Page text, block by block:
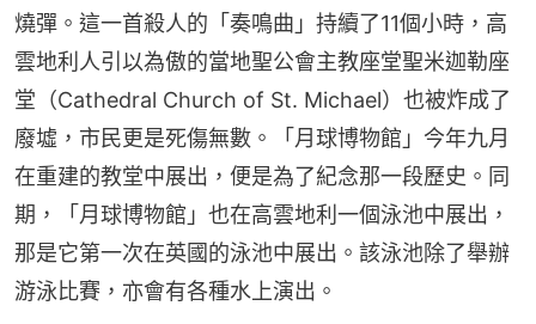
燒彈。這一首殺人的「奏鳴曲」持續了11個小時，高
雲地利人引以為傲的當地聖公會主教座堂聖米迦勒座
堂（Cathedral Church of St. Michael）也被炸成了
廢墟，市民更是死傷無數。「月球博物館」今年九月
在重建的教堂中展出，便是為了紀念那一段歷史。同
期，「月球博物館」也在高雲地利一個泳池中展出，
那是它第一次在英國的泳池中展出。該泳池除了舉辦
游泳比賽，亦會有各種水上演出。